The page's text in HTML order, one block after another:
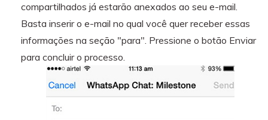
compartilhados já estarão anexados ao seu e-mail.
Basta inserir o e-mail no qual você quer receber essas
informações na seção "para". Pressione o botão Enviar
para concluir o processo.